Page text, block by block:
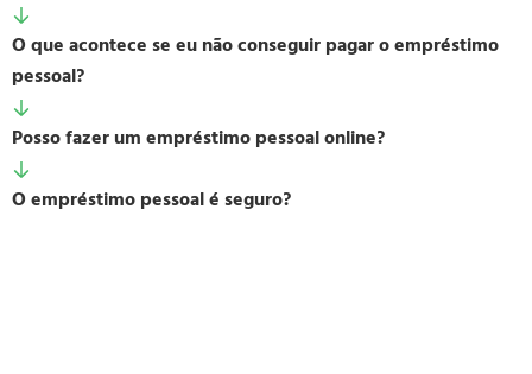
O que acontece se eu não conseguir pagar o empréstimo
pessoal?
Posso fazer um empréstimo pessoal online?
O empréstimo pessoal é seguro?